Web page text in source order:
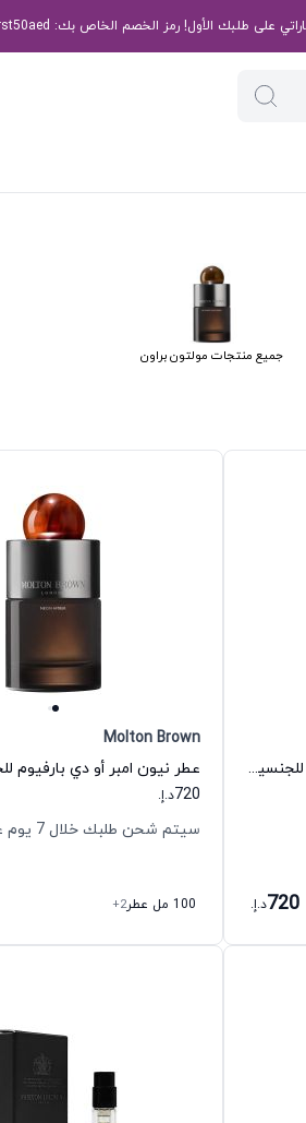
جميع منتجات مولتون براون
عطر ريشارج بلاك بيبر أو دي بارفيوم للجنسين مولتون براون
720د.إ.
Molton Brown
720د.إ.
سيتم شحن طلبك خلال 7 يوم عمل
100 مل عطر +2